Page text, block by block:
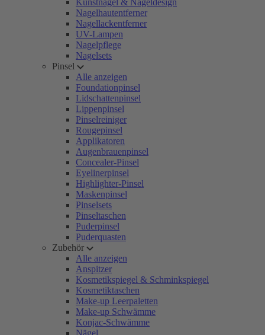
Kunstnägel & Nageldesign
Nagelhautentferner
Nagellackentferner
UV-Lampen
Nagelpflege
Nagelsets
Pinsel
Alle anzeigen
Foundationpinsel
Lidschattenpinsel
Lippenpinsel
Pinselreiniger
Rougepinsel
Applikatoren
Augenbrauenpinsel
Concealer-Pinsel
Eyelinerpinsel
Highlighter-Pinsel
Maskenpinsel
Pinselsets
Pinseltaschen
Puderpinsel
Puderquasten
Zubehör
Alle anzeigen
Anspitzer
Kosmetikspiegel & Schminkspiegel
Kosmetiktaschen
Make-up Leerpaletten
Make-up Schwämme
Konjac-Schwämme
Nägel